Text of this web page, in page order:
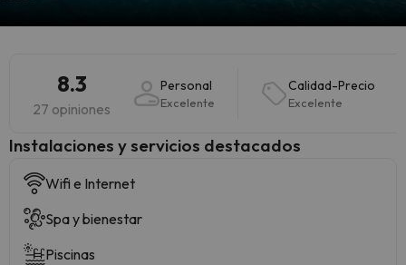
8.3
27 opiniones
Personal
Excelente
Calidad-Precio
Excelente
Instalaciones y servicios destacados
Wifi e Internet
Spa y bienestar
Piscinas